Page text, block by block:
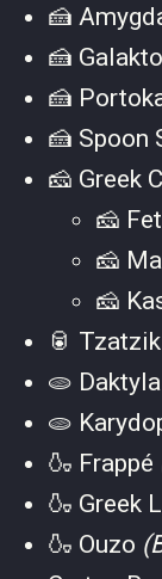
🍰
🍰
🍰
🍰 Spoon
🧀 Greek
🧀
🧀
🧀
🥫
🫓 Daktyla
🫓
🍶 Frappé
🍶 Greek
🍶 Ouzo